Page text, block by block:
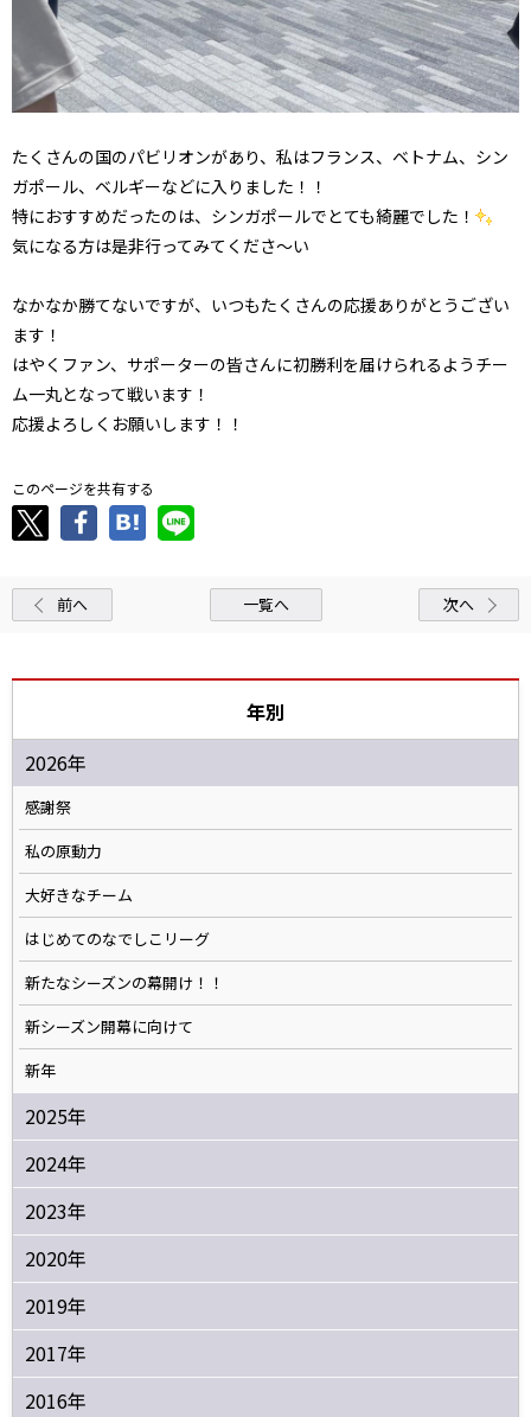
たくさんの国のパビリオンがあり、私はフランス、ベトナム、シン
ガポール、ベルギーなどに入りました！！
特におすすめだったのは、シンガポールでとても綺麗でした！
気になる方は是非行ってみてくださ〜い
なかなか勝てないですが、いつもたくさんの応援ありがとうござい
ます！
はやくファン、サポーターの皆さんに初勝利を届けられるようチー
ム一丸となって戦います！
応援よろしくお願いします！！
このページを共有する
前へ 一覧へ 次へ
年別
2026年
感謝祭
私の原動力
大好きなチーム
はじめてのなでしこリーグ
新たなシーズンの幕開け！！
新シーズン開幕に向けて
新年
2025年
2024年
2023年
2020年
2019年
2017年
2016年